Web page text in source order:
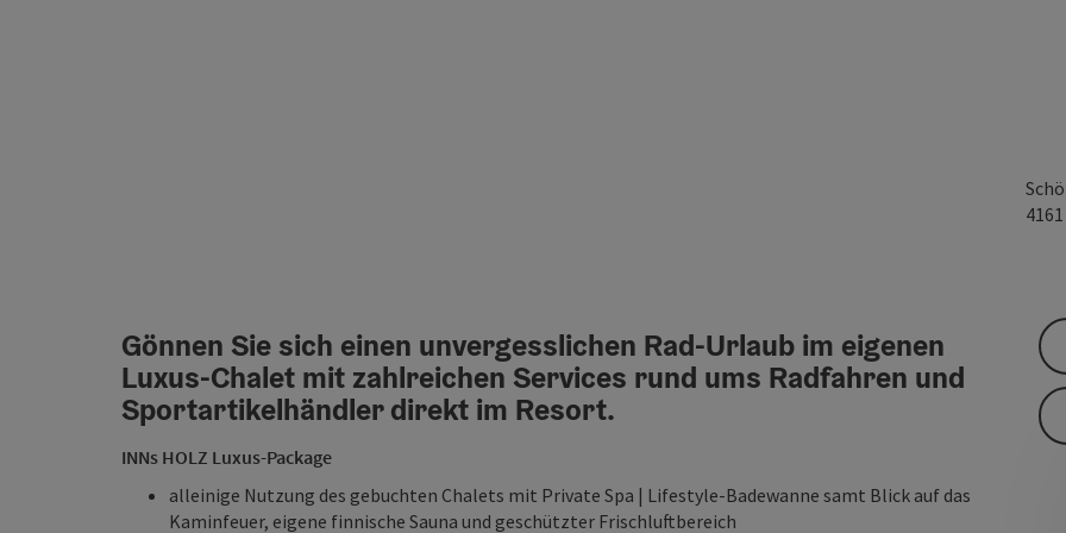
4161
Gönnen Sie sich einen unvergesslichen Rad-Urlaub im eigenen
Luxus-Chalet mit zahlreichen Services rund ums Radfahren und
Sportartikelhändler direkt im Resort.
INNs HOLZ Luxus-Package
alleinige Nutzung des gebuchten Chalets mit Private Spa | Lifestyle-Badewanne samt Blick auf das
Kaminfeuer, eigene finnische Sauna und geschützter Frischluftbereich